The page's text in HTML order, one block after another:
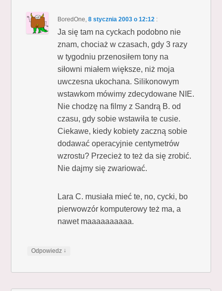
BoredOne,8 stycznia 2003 o 12:12 :
Ja się tam na cyckach podobno nie
znam, chociaż w czasach, gdy 3 razy
w tygodniu przenosiłem tony na
siłowni miałem większe, niż moja
uwczesna ukochana. Silikonowym
wstawkom mówimy zdecydowane NIE.
Nie chodzę na filmy z Sandrą B. od
czasu, gdy sobie wstawiła te cusie.
Ciekawe, kiedy kobiety zaczną sobie
dodawać operacyjnie centymetrów
wzrostu? Przecież to też da się zrobić.
Nie dajmy się zwariować.
Lara C. musiała mieć te, no, cycki, bo
pierwowzór komputerowy też ma, a
nawet maaaaaaaaaa.
Odpowiedz ↓